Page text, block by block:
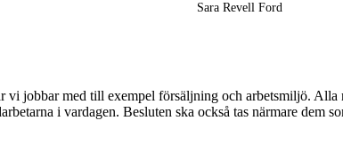
Sara Revell Ford
jobbar med till exempel försäljning och arbetsmiljö.
i vardagen. Besluten ska också tas närmare